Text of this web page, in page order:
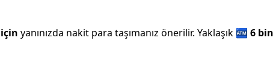
yanınızda nakit para taşımanız önerilir. Yaklaşık 🏧 6 bin